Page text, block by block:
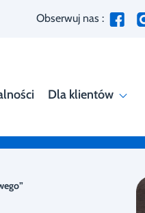
Obserwuj nas :
Dla klientów